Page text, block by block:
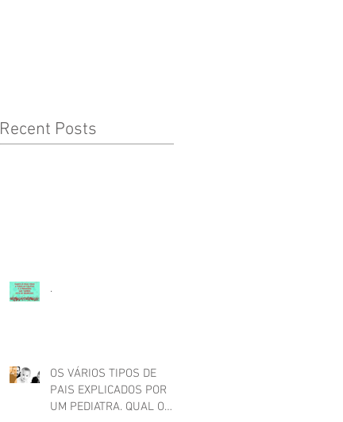
Recent Posts
.
OS VÁRIOS TIPOS DE
PAIS EXPLICADOS POR
UM PEDIATRA. QUAL O